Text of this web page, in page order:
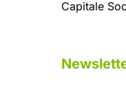
Capitale